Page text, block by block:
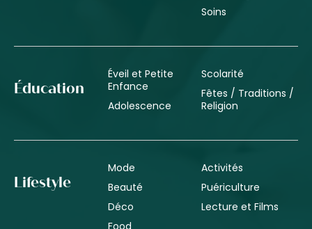
Soins
Éducation
Éveil et Petite
Enfance
Adolescence
Scolarité
Fêtes / Traditions /
Religion
Lifestyle
Mode
Beauté
Déco
Food
Activités
Puériculture
Lecture et Films